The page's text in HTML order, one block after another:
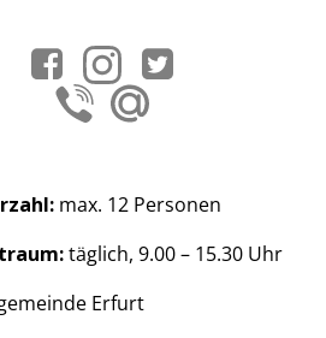
max. 12 Personen
täglich, 9.00 – 15.30 Uhr
Erfurt